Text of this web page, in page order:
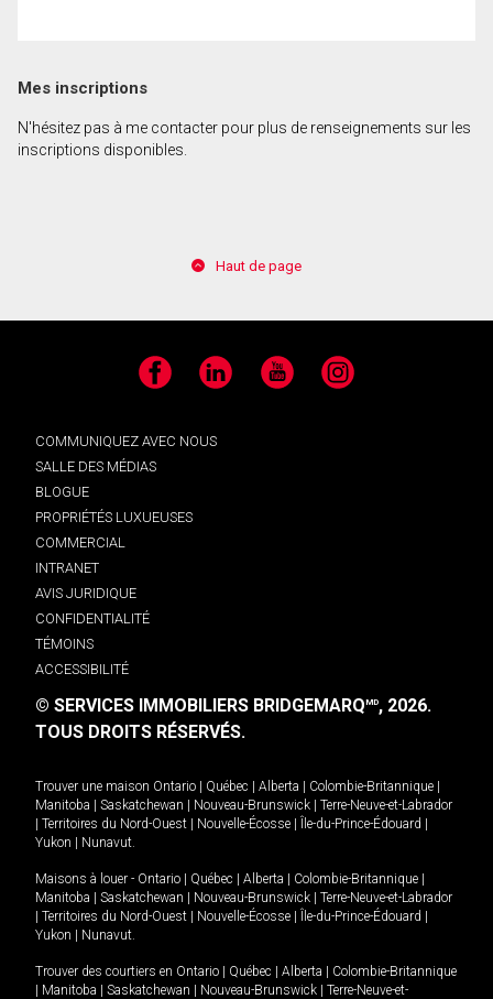
Mes inscriptions
N'hésitez pas à me contacter pour plus de renseignements sur les
inscriptions disponibles.
Haut de page
Facebook LinkedIn YouTube Instagram
COMMUNIQUEZ AVEC NOUS
SALLE DES MÉDIAS
BLOGUE
PROPRIÉTÉS LUXUEUSES
COMMERCIAL
INTRANET
AVIS JURIDIQUE
CONFIDENTIALITÉ
TÉMOINS
ACCESSIBILITÉ
© SERVICES IMMOBILIERS BRIDGEMARQMD, 2026.
TOUS DROITS RÉSERVÉS.
Trouver une maison Ontario | Québec | Alberta | Colombie-Britannique |
Manitoba | Saskatchewan | Nouveau-Brunswick | Terre-Neuve-et-Labrador
| Territoires du Nord-Ouest | Nouvelle-Écosse | Île-du-Prince-Édouard |
Yukon | Nunavut.
Maisons à louer - Ontario | Québec | Alberta | Colombie-Britannique |
Manitoba | Saskatchewan | Nouveau-Brunswick | Terre-Neuve-et-Labrador
| Territoires du Nord-Ouest | Nouvelle-Écosse | Île-du-Prince-Édouard |
Yukon | Nunavut.
Trouver des courtiers en Ontario | Québec | Alberta | Colombie-Britannique
| Manitoba | Saskatchewan | Nouveau-Brunswick | Terre-Neuve-et-